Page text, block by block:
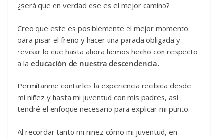
¿será que en verdad ese es el mejor camino?
Creo que este es posiblemente el mejor momento
para pisar el freno y hacer una parada obligada y
revisar lo que hasta ahora hemos hecho con respecto
a la educación de nuestra descendencia.
Permítanme contarles la experiencia recibida desde
mi niñez y hasta mi juventud con mis padres, así
tendré el enfoque necesario para explicar mi punto.
Al recordar tanto mi niñez cómo mi juventud, en